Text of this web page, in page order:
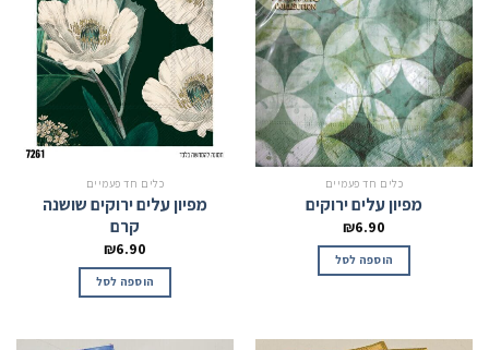
כלים חד פעמיים
מפיון עלים ירוקים
₪6.90
הוספה לסל
כלים חד פעמיים
מפיון עלים ירוקים שושנה
קרם
₪6.90
הוספה לסל